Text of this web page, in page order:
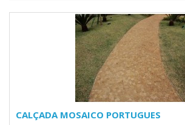
CALÇADA MOSAICO PORTUGUES